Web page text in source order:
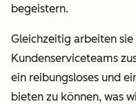
begeistern.
Gleichzeitig arbeiten
Kundenserviceteams
ein reibungsloses und
bieten zu können, was